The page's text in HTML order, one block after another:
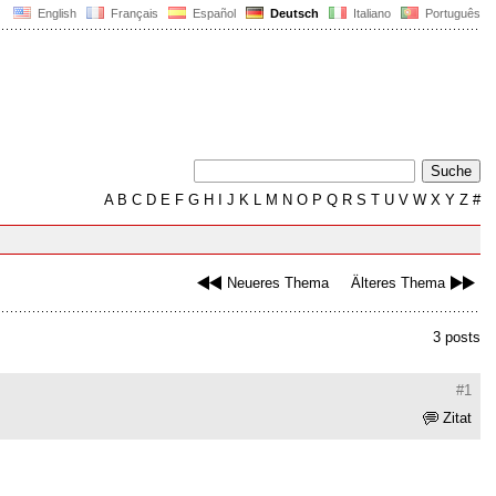
English Français Español Deutsch Italiano Português
AB C D E F G H J K L M N O P Q R S T U V W X Y Z #
Neueres Thema Älteres Thema
3 posts
#1
Zitat